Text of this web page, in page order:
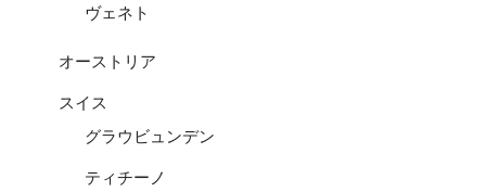
ヴェネト
オーストリア
スイス
グラウビュンデン
ティチーノ